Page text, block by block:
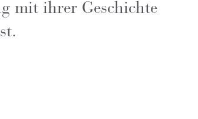
mit ihrer Geschichte